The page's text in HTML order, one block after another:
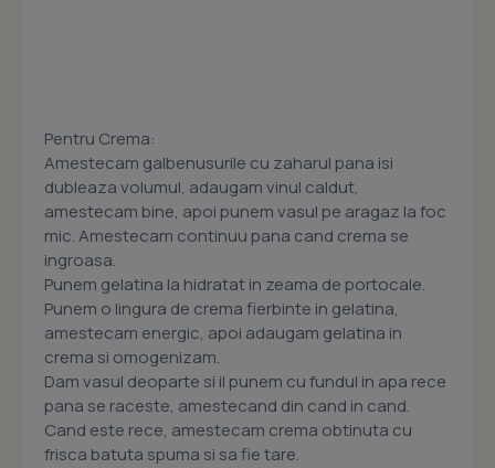
Pentru Crema:
Amestecam galbenusurile cu zaharul pana isi
dubleaza volumul, adaugam vinul caldut,
amestecam bine, apoi punem vasul pe aragaz la foc
mic. Amestecam continuu pana cand crema se
ingroasa.
Punem gelatina la hidratat in zeama de portocale.
Punem o lingura de crema fierbinte in gelatina,
amestecam energic, apoi adaugam gelatina in
crema si omogenizam.
Dam vasul deoparte si il punem cu fundul in apa rece
pana se raceste, amestecand din cand in cand.
Cand este rece, amestecam crema obtinuta cu
frisca batuta spuma si sa fie tare.